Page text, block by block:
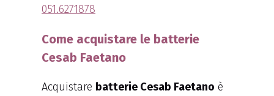
051.6271878
Come acquistare le batterie
Cesab Faetano
Acquistare batterie Cesab Faetano è